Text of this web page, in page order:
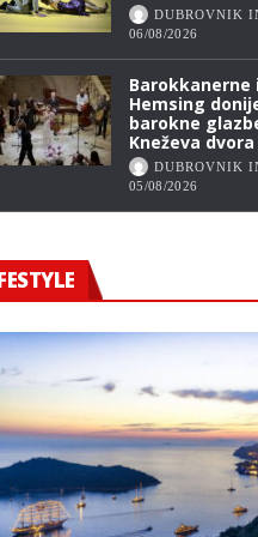
DUBROVNIK
06/08/2026
Barokkanerne
Hemsing
barokne
Kneževa dvora
DUBROVNIK
05/08/2026